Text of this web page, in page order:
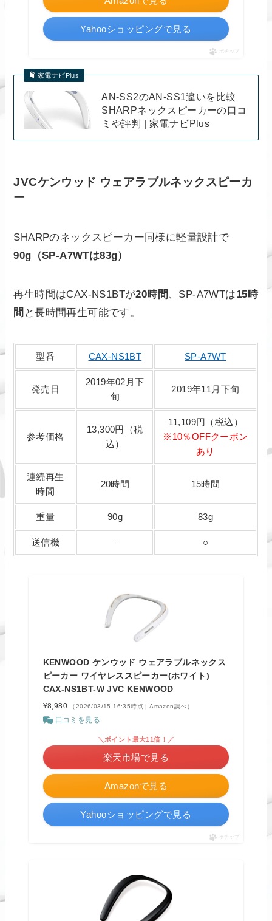
Yahooショッピングで見る
ポチップ
家電ナビPlus
AN-SS2のAN-SS1違いを比較
SHARPネックスピーカーの口コ
ミや評判 | 家電ナビPlus
JVCケンウッド ウェアラブルネックスピーカ
ー
SHARPのネックスピーカー同様に軽量設計で
90g（SP-A7WTは83g）
再生時間はCAX-NS1BTが20時間 、SP-A7WTは15時
間 と長時間再生可能です。
型番 CAX-NS1BT SP-A7WT
発売日
2019年02月下
旬
2019年11月下旬
参考価格
13,300円（税
込）
11,109円（税込）
※10％OFFクーポン
あり
連続再生
時間
20時間 15時間
重量 90g 83g
送信機 – ○
KENWOOD ケンウッド ウェアラブルネックス
ピーカー ワイヤレススピーカー(ホワイト)
CAX-NS1BT-W JVC KENWOOD
¥8,980 （2026/03/15 16:35時点 | Amazon調べ）
口コミを見る
Amazonで見る
＼ポイント最大11倍！／
楽天市場で見る
Yahooショッピングで見る
ポチップ